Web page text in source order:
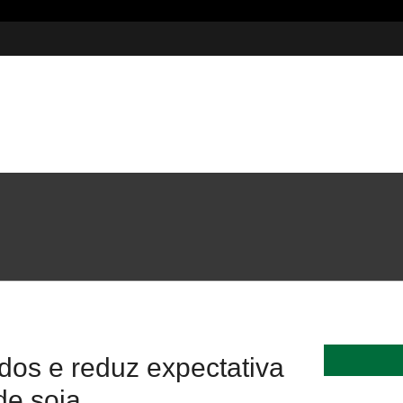
em investimentos
e reduz expectativa